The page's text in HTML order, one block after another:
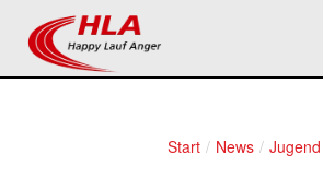
Start / News / Jugend